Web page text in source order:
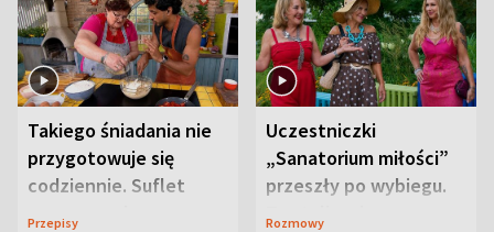
Takiego śniadania nie
przygotowuje się
codziennie. Suflet
serowy zachwyca
Przepisy
Uczestniczki
„Sanatorium miłości”
przeszły po wybiegu.
Te stylizacje
Rozmowy